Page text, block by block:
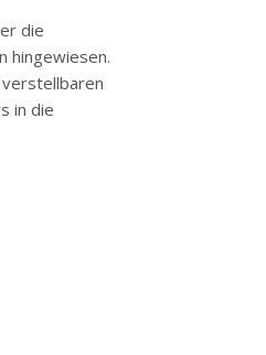
die
hingewiesen.
verstellbaren
in die